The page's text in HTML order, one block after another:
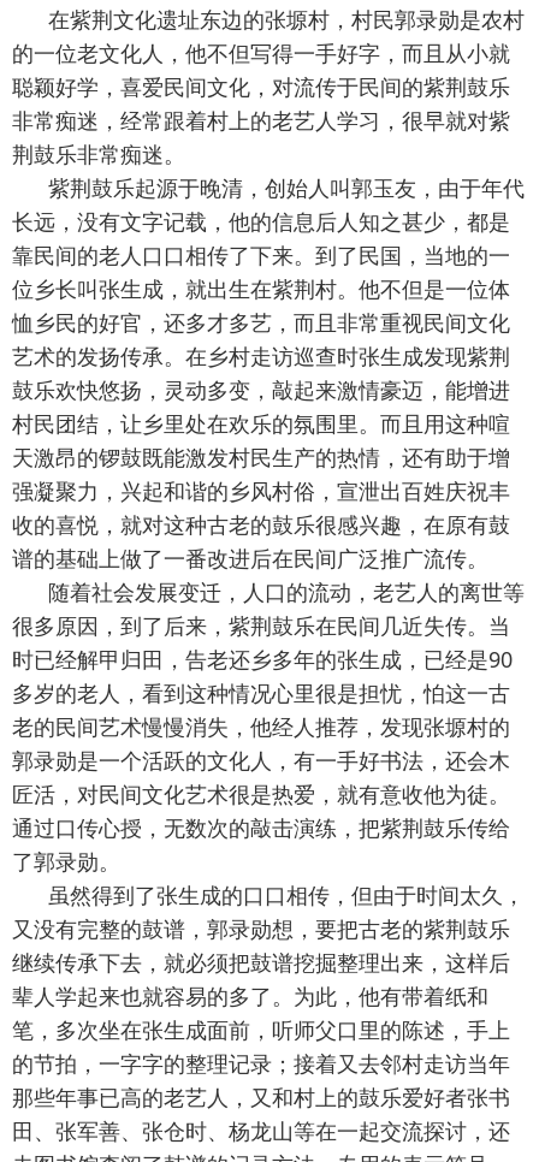
在紫荆文化遗址东边的张塬村，村民郭录勋是农村
的一位老文化人，他不但写得一手好字，而且从小就
聪颖好学，喜爱民间文化，对流传于民间的紫荆鼓乐
非常痴迷，经常跟着村上的老艺人学习，很早就对紫
荆鼓乐非常痴迷。
紫荆鼓乐起源于晚清，创始人叫郭玉友，由于年代
长远，没有文字记载，他的信息后人知之甚少，都是
靠民间的老人口口相传了下来。到了民国，当地的一
位乡长叫张生成，就出生在紫荆村。他不但是一位体
恤乡民的好官，还多才多艺，而且非常重视民间文化
艺术的发扬传承。在乡村走访巡查时张生成发现紫荆
鼓乐欢快悠扬，灵动多变，敲起来激情豪迈，能增进
村民团结，让乡里处在欢乐的氛围里。而且用这种喧
天激昂的锣鼓既能激发村民生产的热情，还有助于增
强凝聚力，兴起和谐的乡风村俗，宣泄出百姓庆祝丰
收的喜悦，就对这种古老的鼓乐很感兴趣，在原有鼓
谱的基础上做了一番改进后在民间广泛推广流传。
随着社会发展变迁，人口的流动，老艺人的离世等
很多原因，到了后来，紫荆鼓乐在民间几近失传。当
时已经解甲归田，告老还乡多年的张生成，已经是90
多岁的老人，看到这种情况心里很是担忧，怕这一古
老的民间艺术慢慢消失，他经人推荐，发现张塬村的
郭录勋是一个活跃的文化人，有一手好书法，还会木
匠活，对民间文化艺术很是热爱，就有意收他为徒。
通过口传心授，无数次的敲击演练，把紫荆鼓乐传给
了郭录勋。
虽然得到了张生成的口口相传，但由于时间太久，
又没有完整的鼓谱，郭录勋想，要把古老的紫荆鼓乐
继续传承下去，就必须把鼓谱挖掘整理出来，这样后
辈人学起来也就容易的多了。为此，他有带着纸和
笔，多次坐在张生成面前，听师父口里的陈述，手上
的节拍，一字字的整理记录；接着又去邻村走访当年
那些年事已高的老艺人，又和村上的鼓乐爱好者张书
田、张军善、张仓时、杨龙山等在一起交流探讨，还